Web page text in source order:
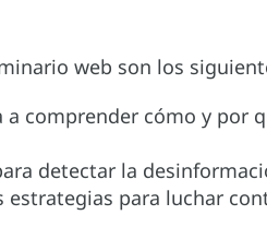
web son los
a comprender cómo y por
detectar la
estrategias para luchar